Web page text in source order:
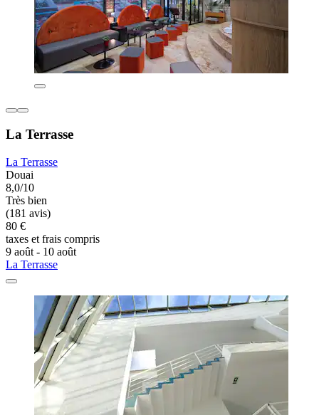
La Terrasse
La Terrasse
Douai
8,0/10
Très bien
(181 avis)
80 €
taxes et frais compris
9 août - 10 août
La Terrasse